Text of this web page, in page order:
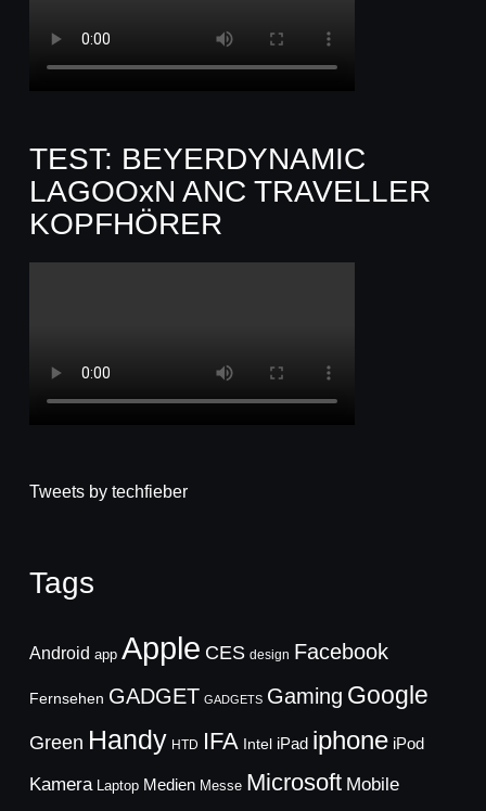
TEST: BEYERDYNAMIC
LAGOOxN ANC TRAVELLER
KOPFHÖRER
Tweets by techfieber
Tags
Android app Apple CES design Facebook
Fernsehen GADGET GADGETS Gaming Google
Green Handy HTD IFA Intel iPad iphone iPod
Kamera Laptop Medien Messe Microsoft Mobile